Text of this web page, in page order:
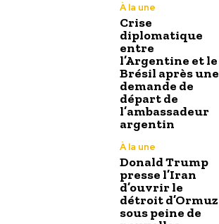
À la une
Crise
diplomatique
entre
l’Argentine et le
Brésil après une
demande de
départ de
l’ambassadeur
argentin
À la une
Donald Trump
presse l’Iran
d’ouvrir le
détroit d’Ormuz
sous peine de